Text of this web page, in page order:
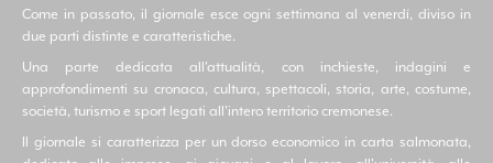
Come in passato, il giornale esce ogni settimana al venerdí, diviso in
due parti distinte e caratteristiche.
Una parte dedicata all'attualità, con inchieste, indagini e
approfondimenti su cronaca, cultura, spettacoli, storia, arte, costume,
società, turismo e sport legati all'intero territorio cremonese.
Il giornale si caratterizza per un dorso economico in carta salmonata,